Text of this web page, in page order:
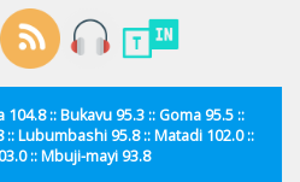
:: Bukavu 95.3 :: Goma 95.5 ::
:: Lubumbashi 95.8 :: Matadi 102.0 ::
:: Mbuji-mayi 93.8